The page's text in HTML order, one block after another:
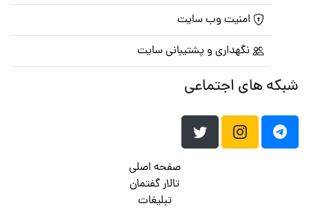
امنیت وب سایت
نگهداری و پشتیبانی سایت
شبکه های اجتماعی
صفحه اصلی
تالار گفتمان
تبلیغات